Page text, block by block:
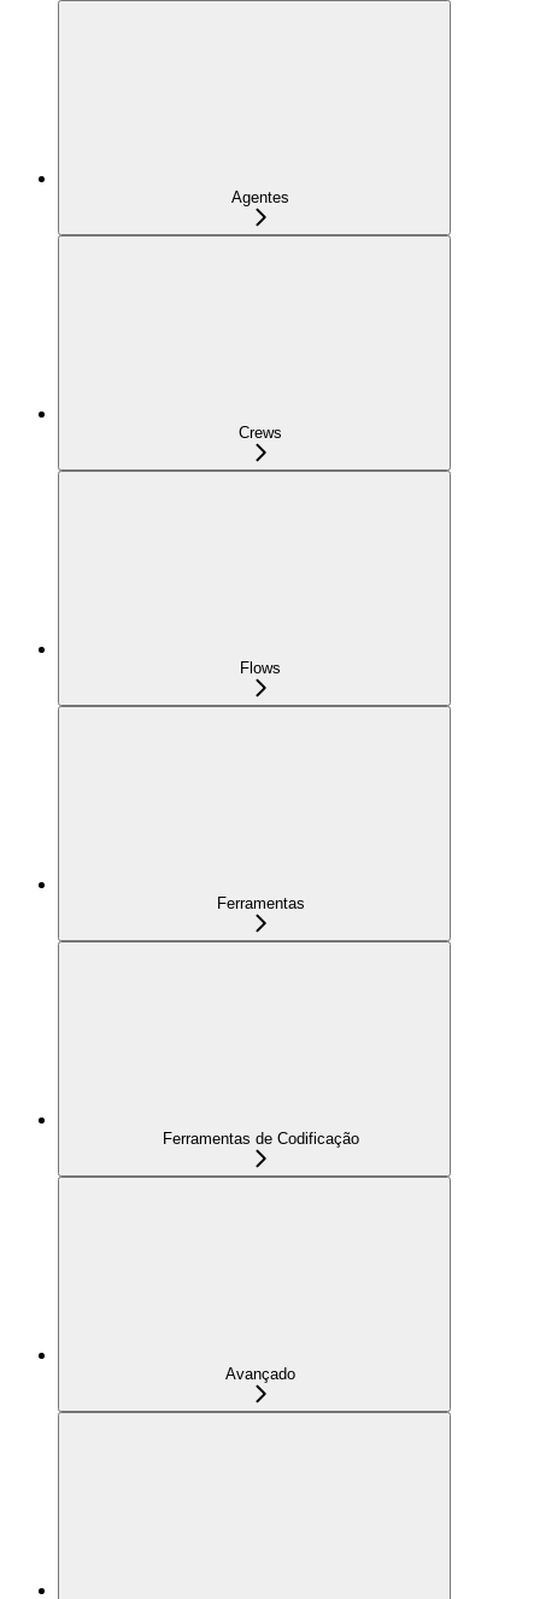
Agentes
Crews
Flows
Ferramentas
Ferramentas de Codificação
Avançado